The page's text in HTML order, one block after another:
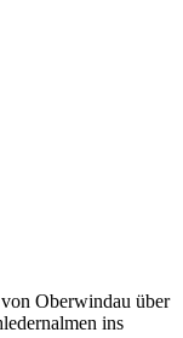
Oberwindau über
ins